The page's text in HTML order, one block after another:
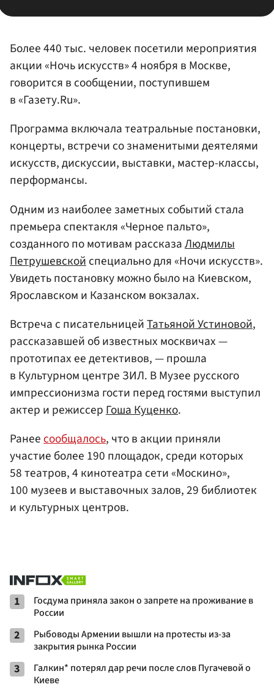
Более 440 тыс. человек посетили мероприятия
акции «Ночь искусств» 4 ноября в Москве,
говорится в сообщении, поступившем
в «Газету.Ru».
Программа включала театральные постановки,
концерты, встречи со знаменитыми деятелями
искусств, дискуссии, выставки, мастер-классы,
перформансы.
Одним из наиболее заметных событий стала
премьера спектакля «Черное пальто»,
созданного по мотивам рассказаЛюдмилы
Петрушевской специально для «Ночи искусств».
Увидеть постановку можно было на Киевском,
Ярославском и Казанском вокзалах.
Встреча с писательницейТатьяной Устиновой,
рассказавшей об известных москвичах —
прототипах ее детективов, — прошла
в Культурном центре ЗИЛ. В Музее русского
импрессионизма гости перед гостями выступил
актер и режиссерГоша Куценко.
Ранеесообщалось, что в акции приняли
участие более 190 площадок, среди которых
58 театров, 4 кинотеатра сети «Москино»,
100 музеев и выставочных залов, 29 библиотек
и культурных центров.
1
Госдума приняла закон о запрете на проживание в
России
2
Рыбоводы Армении вышли на протесты из-за
закрытия рынка России
3
Галкин* потерял дар речи после слов Пугачевой о
Киеве